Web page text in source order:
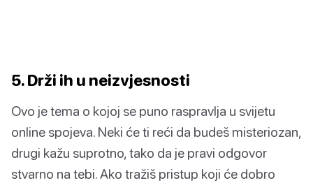
5. Drži ih u neizvjesnosti
Ovo je tema o kojoj se puno raspravlja u svijetu
online spojeva. Neki će ti reći da budeš misteriozan,
drugi kažu suprotno, tako da je pravi odgovor
stvarno na tebi. Ako tražiš pristup koji će dobro